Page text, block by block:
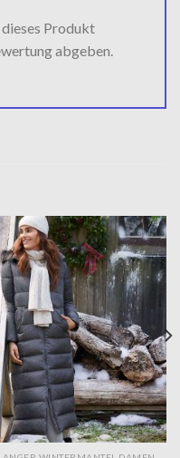
Produkt
abgeben.